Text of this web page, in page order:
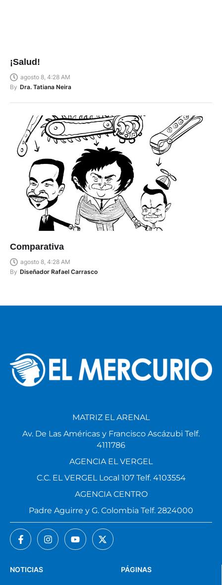
¡Salud!
agosto 8, 4:28 AM
By Dra. Tatiana Neira
Comparativa
agosto 8, 4:28 AM
By Diseñador Rafael Carrasco
PÁGINAS
NOTICIAS
MATRIZ EL ARENAL
Av. De Las Américas y Francisco Ascázubi Telf.
4111786
AGENCIA EL VERGEL
C.C. EL VERGEL Local 107 Telf. 4103554
AGENCIA CENTRO
Padre Aguirre y G. Colombia Telf. 2824000